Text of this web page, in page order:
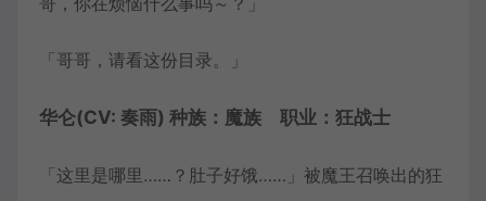
「哥哥，请看这份目录。」
华仑(CV: 奏雨) 种族：魔族 职业：狂战士
「这里是哪里……？肚子好饿……」被魔王召唤出的狂